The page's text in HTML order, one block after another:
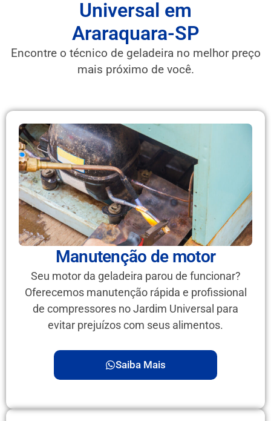
Universal em
Araraquara-SP
Encontre o técnico de geladeira no melhor preço
mais próximo de você.
Manutenção de motor
Seu motor da geladeira parou de funcionar?
Oferecemos manutenção rápida e profissional
de compressores no Jardim Universal para
evitar prejuízos com seus alimentos.
Saiba Mais